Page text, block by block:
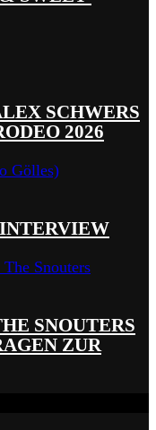
SCHWERS
2026
SNOUTERS
ZUR